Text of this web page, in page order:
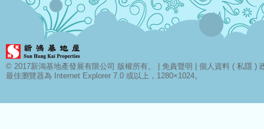
© 2017新鴻基地產發展有限公司 版權所有。 | 免責聲明
個人資料 ( 私隱 )
最佳瀏覽器為 Internet Explorer 7.0 或以上，1280×1024。